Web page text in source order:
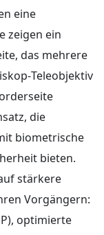
eine
zeigen ein
das mehrere
die
biometrische
bieten.
stärkere
Vorgängern:
optimierte